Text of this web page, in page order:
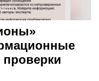
Фото: